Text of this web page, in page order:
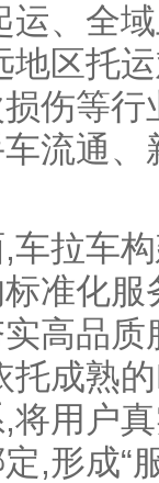
运、全
地区托
伤等
流通
拉车构
准化
高品
托成熟
将用户
,形成“